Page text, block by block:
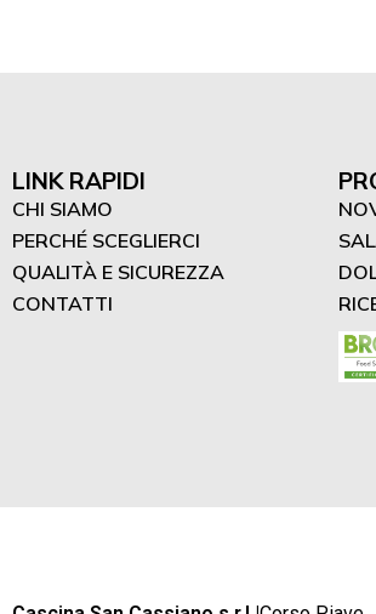
LINK RAPIDI
CHI SIAMO
PERCHÉ SCEGLIERCI
QUALITÀ E SICUREZZA
CONTATTI